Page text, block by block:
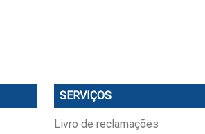
SERVIÇOS
Livro de reclamações